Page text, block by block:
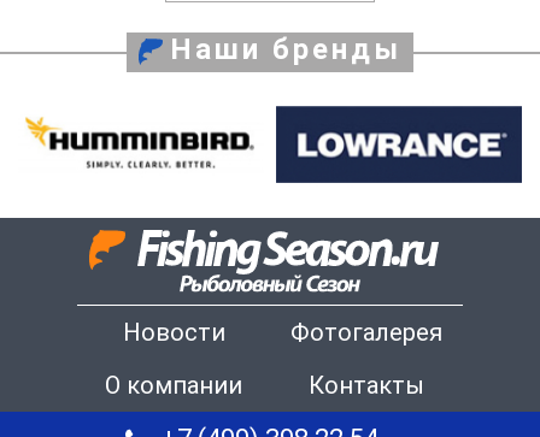
Наши бренды
Новости
Фотогалерея
О компании
Контакты